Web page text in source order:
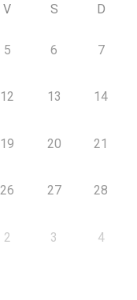
V S D
5 6 7
12 13 14
19 20 21
26 27 28
2 3 4